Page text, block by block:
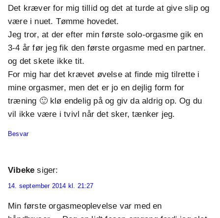
Det kræver for mig tillid og det at turde at give slip og
være i nuet. Tømme hovedet.
Jeg tror, at der efter min første solo-orgasme gik en
3-4 år før jeg fik den første orgasme med en partner.
og det skete ikke tit.
For mig har det krævet øvelse at finde mig tilrette i
mine orgasmer, men det er jo en dejlig form for
træning 🙂 klø endelig på og giv da aldrig op. Og du
vil ikke være i tvivl når det sker, tænker jeg.
Besvar
Vibeke siger:
14. september 2014 kl. 21:27
Min første orgasmeoplevelse var med en